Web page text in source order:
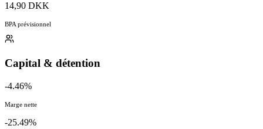
14,90 DKK
BPA prévisionnel
Capital & détention
-4.46%
Marge nette
-25.49%